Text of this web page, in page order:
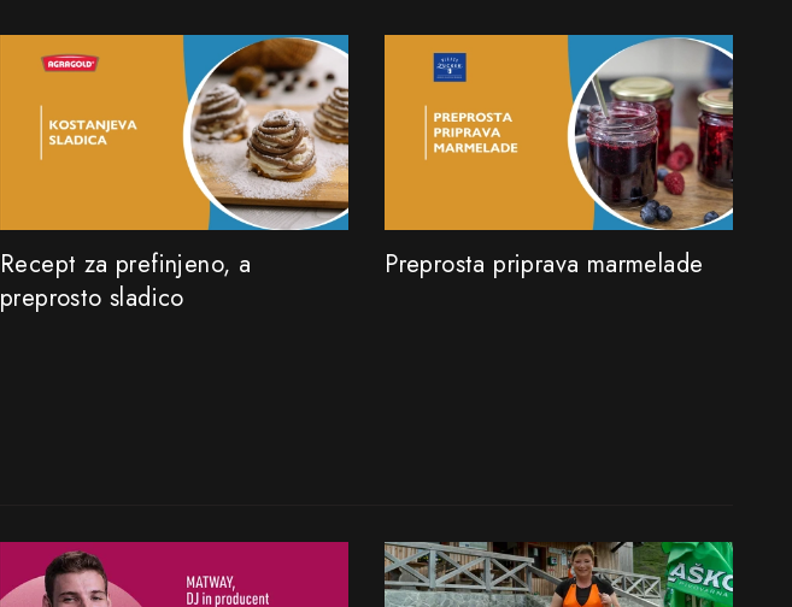
Recept za prefinjeno, a
preprosto sladico
Preprosta priprava marmelade